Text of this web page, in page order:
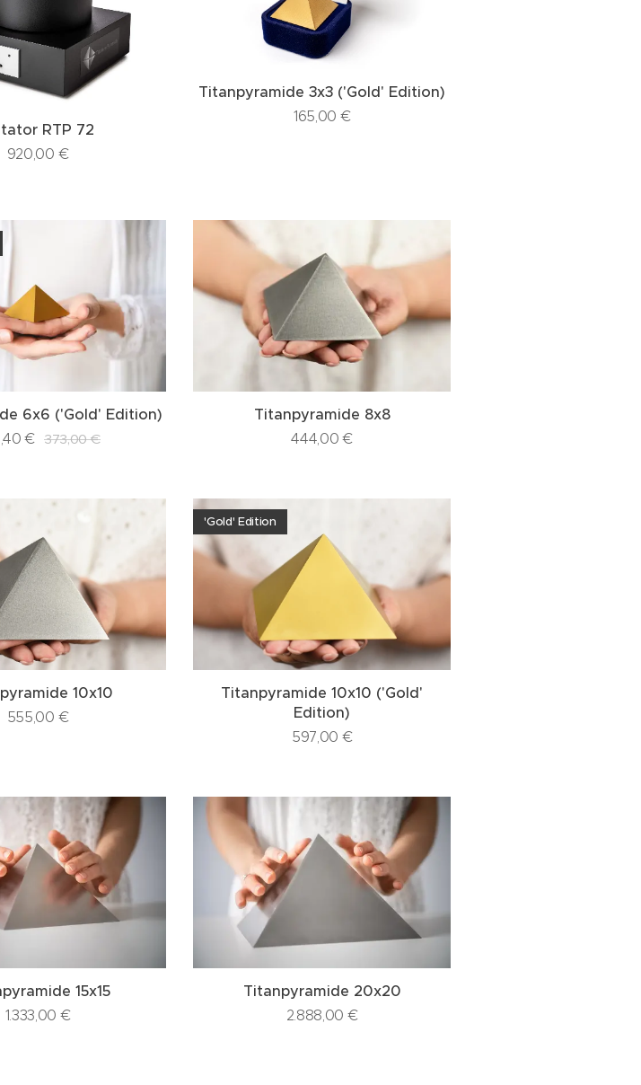
RTP 72
920,00 €
Titanpyramide 3x3 ('Gold' Edition)
165,00 €
6x6 ('Gold' Edition)
€ 373,00€
Titanpyramide 8x8
444,00 €
10x10
555,00 €
Titanpyramide 10x10 ('Gold'
Edition)
'Gold' Edition
597,00 €
15x15
1.333,00 €
Titanpyramide 20x20
2.888,00 €